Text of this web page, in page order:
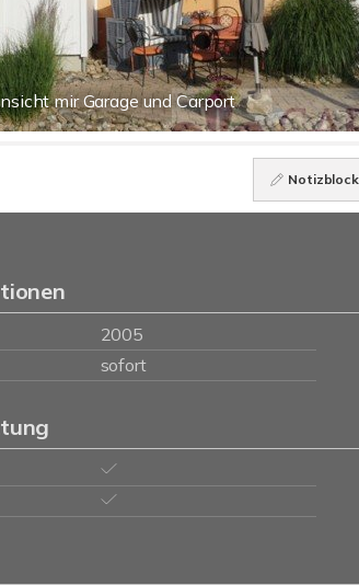
mir Garage und Carport
2005
sofort